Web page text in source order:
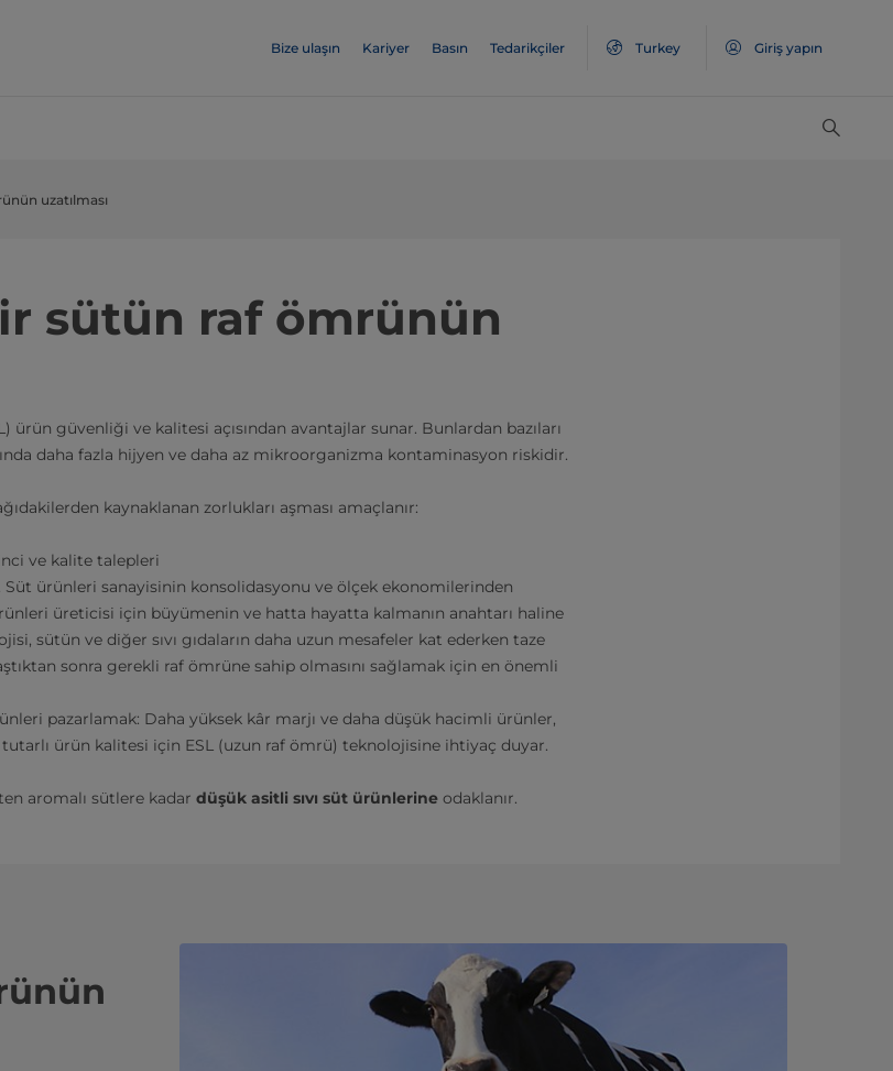
Bize ulaşın Kariyer Basın Tedarikçiler Turkey Giriş yapın
uzatılması
sütün raf ömrünün
güvenliği ve kalitesi açısından avantajlar sunar. Bunlardan bazıları
daha fazla hijyen ve daha az mikroorganizma kontaminasyon riskidir.
kaynaklanan zorlukları aşması amaçlanır:
ve kalite talepleri
Süt ürünleri sanayisinin konsolidasyonu ve ölçek ekonomilerinden
üreticisi için büyümenin ve hatta hayatta kalmanın anahtarı haline
sütün ve diğer sıvı gıdaların daha uzun mesafeler kat ederken taze
sonra gerekli raf ömrüne sahip olmasını sağlamak için en önemli
pazarlamak: Daha yüksek kâr marjı ve daha düşük hacimli ürünler,
ürün kalitesi için ESL (uzun raf ömrü) teknolojisine ihtiyaç duyar.
aromalı sütlere kadar düşük asitli sıvı süt ürünlerine odaklanır.